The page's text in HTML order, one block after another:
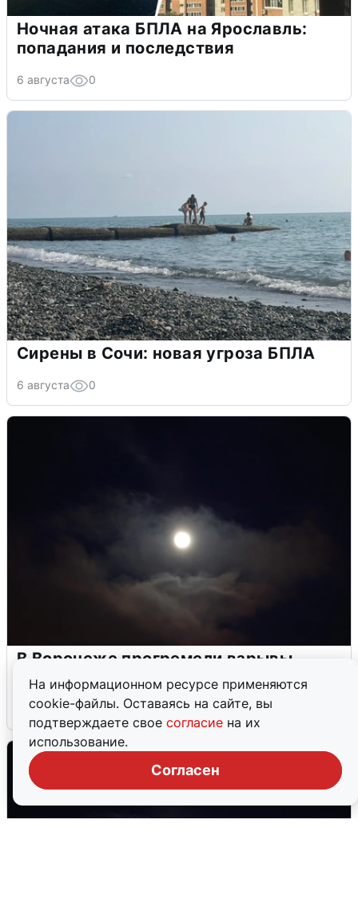
На информационном ресурсе применяются
cookie-файлы. Оставаясь на сайте, вы
подтверждаете свое согласие на их
использование.
Согласен
Ночная атака БПЛА на Ярославль:
попадания и последствия
6 августа 0
Сирены в Сочи: новая угроза БПЛА
6 августа 0
В Воронеже прогремели взрывы
после сигнала тревоги
5 августа 0